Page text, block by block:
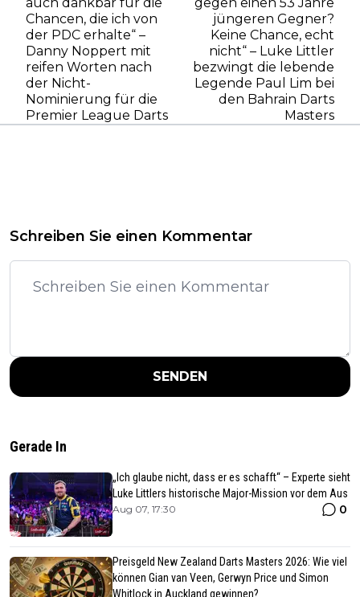
Chancen, die ich von
der PDC erhalte“ –
Danny Noppert mit
reifen Worten nach
der Nicht-
Nominierung für die
Premier League Darts
jüngeren Gegner?
Keine Chance, echt
nicht“ – Luke Littler
bezwingt die lebende
Legende Paul Lim bei
den Bahrain Darts
Masters
Schreiben Sie einen Kommentar
SENDEN
Gerade In
„Ich glaube nicht, dass er es schafft“ – Experte sieht
Luke Littlers historische Major-Mission vor dem Aus
Aug 07, 17:30 0
Preisgeld New Zealand Darts Masters 2026: Wie viel
können Gian van Veen, Gerwyn Price und Simon
Whitlock in Auckland gewinnen?